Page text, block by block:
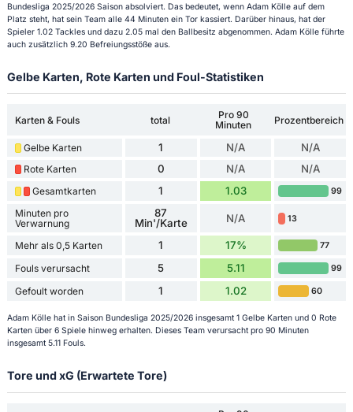
Bundesliga 2025/2026 Saison absolviert. Das bedeutet, wenn Adam Kölle auf dem
Platz steht, hat sein Team alle 44 Minuten ein Tor kassiert. Darüber hinaus, hat der
Spieler 1.02 Tackles und dazu 2.05 mal den Ballbesitz abgenommen. Adam Kölle führte
auch zusätzlich 9.20 Befreiungsstöße aus.
Gelbe Karten, Rote Karten und Foul-Statistiken
Karten & Fouls total
Pro 90
Minuten
Prozentbereich
Gelbe Karten 1 N/A N/A
Rote Karten 0 N/A N/A
Gesamtkarten 1 1.03 99
Minuten pro
Verwarnung
87
Min'/Karte
N/A 13
Mehr als 0,5 Karten 1 17% 77
Fouls verursacht 5 5.11 99
Gefoult worden 1 1.02 60
Adam Kölle hat in Saison Bundesliga 2025/2026 insgesamt 1 Gelbe Karten und 0 Rote
Karten über 6 Spiele hinweg erhalten. Dieses Team verursacht pro 90 Minuten
insgesamt 5.11 Fouls.
Tore und xG (Erwartete Tore)